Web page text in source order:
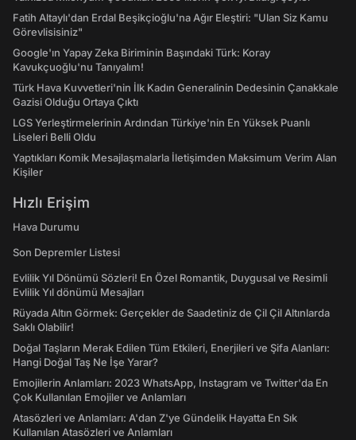
Fatih Altaylı'dan Erdal Beşikçioğlu'na Ağır Eleştiri: "Ulan Siz Kamu
Görevlisisiniz"
Google'ın Yapay Zeka Biriminin Başındaki Türk: Koray
Kavukçuoğlu'nu Tanıyalım!
Türk Hava Kuvvetleri'nin İlk Kadın Generalinin Dedesinin Çanakkale
Gazisi Olduğu Ortaya Çıktı
LGS Yerleştirmelerinin Ardından Türkiye'nin En Yüksek Puanlı
Liseleri Belli Oldu
Yaptıkları Komik Mesajlaşmalarla İletişimden Maksimum Verim Alan
Kişiler
Hızlı Erişim
Hava Durumu
Son Depremler Listesi
Evlilik Yıl Dönümü Sözleri! En Özel Romantik, Duygusal ve Resimli
Evlilik Yıl dönümü Mesajları
Rüyada Altın Görmek: Gerçekler de Saadetiniz de Çil Çil Altınlarda
Saklı Olabilir!
Doğal Taşların Merak Edilen Tüm Etkileri, Enerjileri ve Şifa Alanları:
Hangi Doğal Taş Ne İşe Yarar?
Emojilerin Anlamları: 2023 WhatsApp, Instagram ve Twitter'da En
Çok Kullanılan Emojiler ve Anlamları
Atasözleri ve Anlamları: A'dan Z'ye Gündelik Hayatta En Sık
Kullanılan Atasözleri ve Anlamları